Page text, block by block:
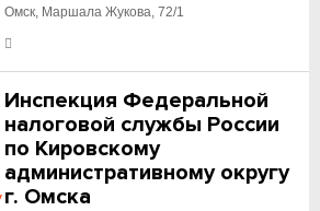
Омск, Маршала Жукова, 72/1
Инспекция Федеральной
налоговой службы России
по Кировскому
административному округу
г. Омска